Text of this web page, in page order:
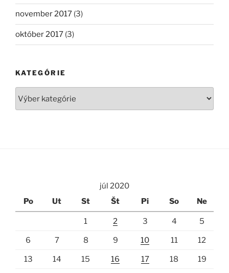
november 2017 (3)
október 2017 (3)
KATEGÓRIE
júl 2020
Po
Ut St Št Pi So Ne
1 2 3 4 5
6 7 8 9 10 11 12
13 14 15 16 17 18 19